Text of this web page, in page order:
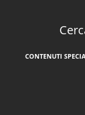
CONTENUTI